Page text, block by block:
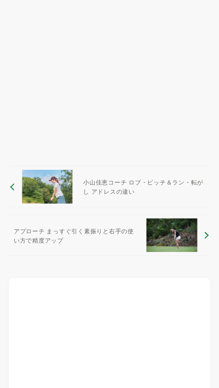
小山佳恵コーチ ロブ・ピッチ＆ラン・転が
し アドレスの違い
アプローチ まっすぐ引く素振りと右手の使
い方で精度アップ